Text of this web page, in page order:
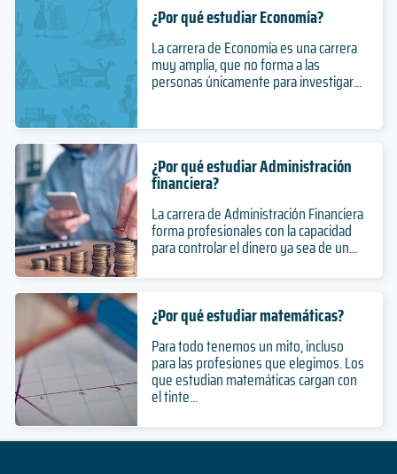
¿Por qué estudiar Economía?
La carrera de Economía es una carrera
muy amplia, que no forma a las
personas únicamente para investigar...
¿Por qué estudiar Administración
financiera?
La carrera de Administración Financiera
forma profesionales con la capacidad
para controlar el dinero ya sea de un...
¿Por qué estudiar matemáticas?
Para todo tenemos un mito, incluso
para las profesiones que elegimos. Los
que estudian matemáticas cargan con
el tinte...